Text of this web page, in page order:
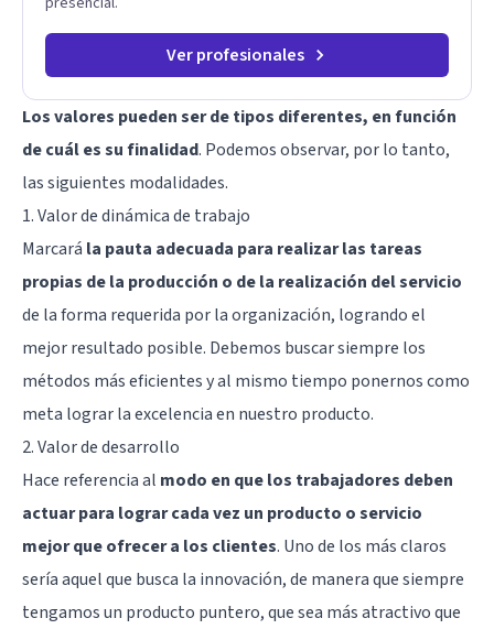
Ver profesionales
Los valores pueden ser de tipos diferentes, en función
de cuál es su finalidad. Podemos observar, por lo tanto,
las siguientes modalidades.
1. Valor de dinámica de trabajo
Marcará la pauta adecuada para realizar las tareas
propias de la producción o de la realización del servicio
de la forma requerida por la organización, logrando el
mejor resultado posible. Debemos buscar siempre los
métodos más eficientes y al mismo tiempo ponernos como
meta lograr la excelencia en nuestro producto.
2. Valor de desarrollo
Hace referencia al modo en que los trabajadores deben
actuar para lograr cada vez un producto o servicio
mejor que ofrecer a los clientes. Uno de los más claros
sería aquel que busca la innovación, de manera que siempre
tengamos un producto puntero, que sea más atractivo que